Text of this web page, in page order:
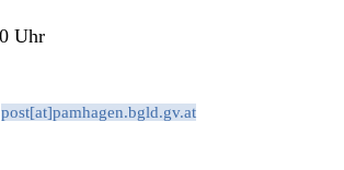
Uhr
post[at]pamhagen.bgld.gv.at